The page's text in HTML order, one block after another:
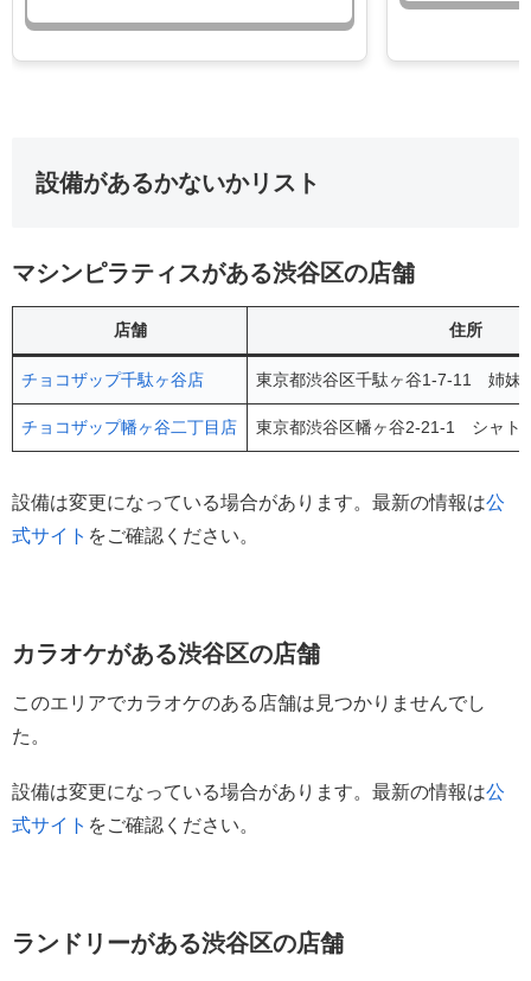
設備があるかないかリスト
マシンピラティスがある渋谷区の店舗
店舗 住所
チョコザップ千駄ヶ谷店 東京都渋谷区千駄ヶ谷1-7-11 姉
チョコザップ幡ヶ谷二丁目店 東京都渋谷区幡ヶ谷2-21-1 シャ
設備は変更になっている場合があります。最新の情報は公
式サイト をご確認ください。
カラオケがある渋谷区の店舗
このエリアでカラオケのある店舗は見つかりませんでし
た。
設備は変更になっている場合があります。最新の情報は公
式サイト をご確認ください。
ランドリーがある渋谷区の店舗